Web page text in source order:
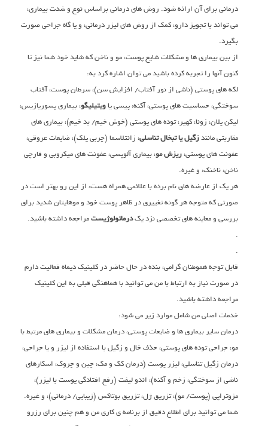
درمانی برای آن ارائه شود. روش های درمانی براساس نوع و شدت بیماری،
می تواند با تجویز دارو، کمک از روش های لیزر درمانی، و یا گاه جراحی صورت
بگیرد.
از بین بیماری ها و مشکلات شایع پوست، مو و ناخن که شاید خود شما نیز تا
کنون آنها را تجربه کرده باشید می توان اشاره کرد به:
لکه های پوستی (ناشی از نور آفتاب/ افزایش سن)، سرطان پوست، آفتاب
سوختگی، حساسیت های پوستی، آکنه، پیسی یاویتیلیگو، بیماری پسوریازیس،
لیکن پلان، زونا، کهیر، توده های پوستی (خوش خیم/ بد خیم)، بیماری های
مقاربتی مانندزگیل یا تبخال تناسلی، زانتلاسما (چربی پلک)، ضایعات عروقی،
عفونت های پوستی،ریزش مو، بیماری آلوپسی، عفونت های میکروبی و قارچی
ناخن، ناخنک، و غیره.
هر یک از عارضه های نام برده با علائمی همراه هست، از این رو بهتر است در
صورتی که متوجه هر گونه تغییری در ظاهر پوست خود و موهایتان شدید برای
بررسی و معاینه های تخصصی نزد یکدرماتولوژیستمراجعه داشته باشید.
.
.
قابل توجه هموطنان گرامی، بنده در حال حاضر در کلینیک دیماه فعالیت دارم
در صورت نیاز به ارتباط با من می توانید با هماهنگی قبلی به این کلینیک
مراجعه داشته باشید.
خدمات اصلی من شامل موارد زیر می شود:
درمان سایر بیماری ها و ضایعات پوستی، درمان مشکلات و بیماری های مرتبط با
مو، جراحی توده های پوستی، حذف خال و زگیل با استفاده از لیزر و یا جراحی،
درمان زگیل تناسلی، لیزر پوست (درمان کک و مک، چین و چروک، اسکارهای
ناشی از سوختگی، زخم و آکنه)، اندو لیفت (رفع افتادگی پوست با لیزر)،
مزوتراپی (پوست/ مو)، تزریق ژل، تزریق بوتاکس (زیبایی/ درمانی)، و غیره.
شما می توانید برای اطلاع دقیق از برنامه ی کاری من و هم چنین برای رزرو